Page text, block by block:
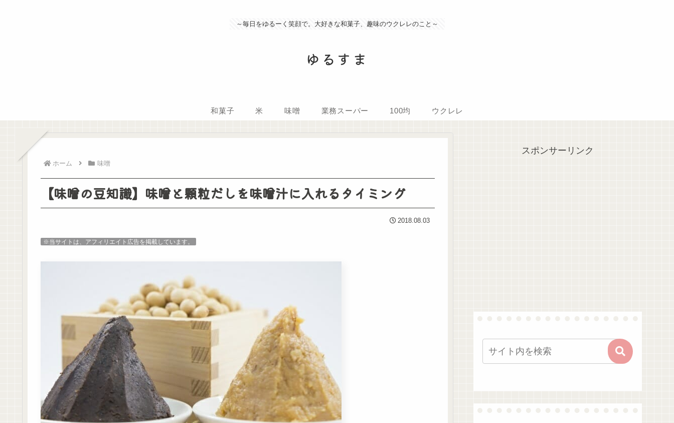
～毎日をゆるーく笑顔で。大好きな和菓子、趣味のウクレレのこと～
ゆるすま
和菓子 米 味噌 業務スーパー 100均 ウクレレ
ホーム 味噌
【味噌の豆知識】味噌と顆粒だしを味噌汁に入れるタイミング
2018.08.03
※当サイトは、アフィリエイト広告を掲載しています。
スポンサーリンク